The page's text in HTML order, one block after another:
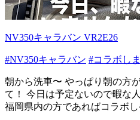
NV350キャラバン VR2E26
#NV350キャラバン #コラボし
朝から洗車〜 やっぱり朝の方
て！ 今日は予定ないので暇な
福岡県内の方であればコラボ